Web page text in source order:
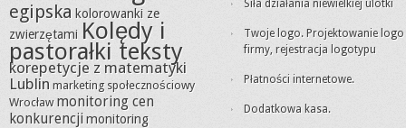
egipska kolorowanki ze
zwierzętami Kolędy i
pastorałki teksty
korepetycje z matematyki
Lublin marketing społecznościowy
Wrocław monitoring cen
konkurencjimonitoring
Siła działania niewielkiej ulotki
Twoje logo. Projektowanie logo
firmy, rejestracja logotypu
Płatności internetowe.
Dodatkowa kasa.